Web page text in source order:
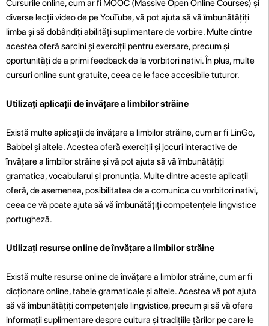
Cursurile online, cum ar fi MOOC (Massive Open Online Courses) și
diverse lecții video de pe YouTube, vă pot ajuta să vă îmbunătățiți
limba și să dobândiți abilități suplimentare de vorbire. Multe dintre
acestea oferă sarcini și exerciții pentru exersare, precum și
oportunități de a primi feedback de la vorbitori nativi. În plus, multe
cursuri online sunt gratuite, ceea ce le face accesibile tuturor.
Utilizați aplicații de învățare a limbilor străine
Există multe aplicații de învățare a limbilor străine, cum ar fi LinGo,
Babbel și altele. Acestea oferă exerciții și jocuri interactive de
învățare a limbilor străine și vă pot ajuta să vă îmbunătățiți
gramatica, vocabularul și pronunția. Multe dintre aceste aplicații
oferă, de asemenea, posibilitatea de a comunica cu vorbitori nativi,
ceea ce vă poate ajuta să vă îmbunătățiți competențele lingvistice
portugheză.
Utilizați resurse online de învățare a limbilor străine
Există multe resurse online de învățare a limbilor străine, cum ar fi
dicționare online, tabele gramaticale și altele. Acestea vă pot ajuta
să vă îmbunătățiți competențele lingvistice, precum și să vă ofere
informații suplimentare despre cultura și tradițiile țărilor pe care le